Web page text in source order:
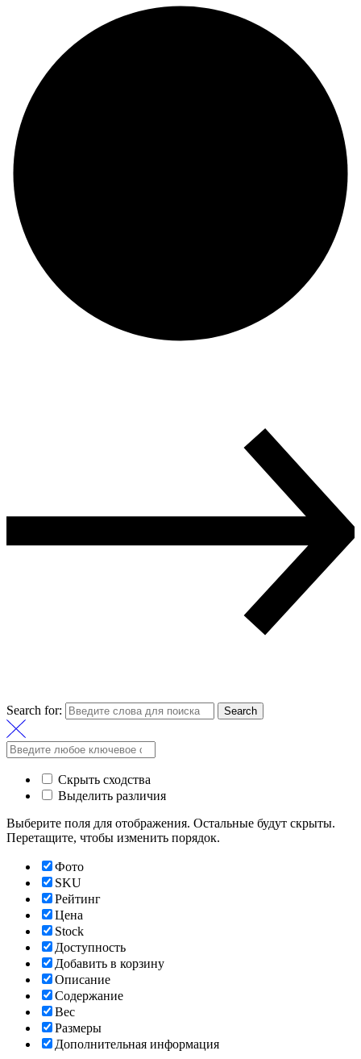
Search for: Search
Скрыть сходства
Выделить различия
Выберите поля для отображения. Остальные будут скрыты.
Перетащите, чтобы изменить порядок.
Фото
SKU
Рейтинг
Цена
Stock
Доступность
Добавить в корзину
Описание
Содержание
Вес
Размеры
Дополнительная информация